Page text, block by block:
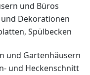
und Büros
Dekorationen
Spülbecken
und Gartenhäusern
und Heckenschnitt